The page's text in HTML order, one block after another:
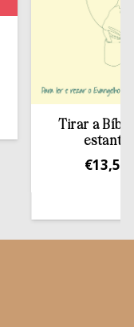
Tirar a Bíblia da
estante
13,50